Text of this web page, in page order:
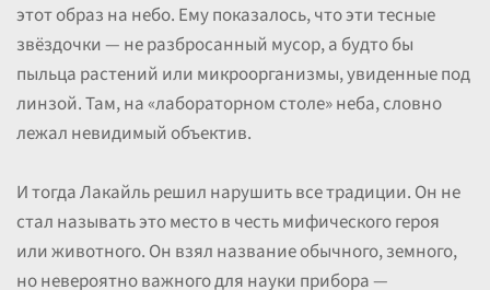
этот образ на небо. Ему показалось, что эти тесные
звёздочки — не разбросанный мусор, а будто бы
пыльца растений или микроорганизмы, увиденные под
линзой. Там, на «лабораторном столе» неба, словно
лежал невидимый объектив.
И тогда Лакайль решил нарушить все традиции. Он не
стал называть это место в честь мифического героя
или животного. Он взял название обычного, земного,
но невероятно важного для науки прибора —